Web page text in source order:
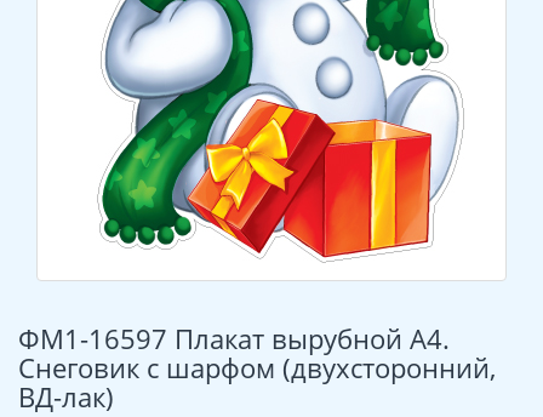
ФМ1-16597 Плакат вырубной А4.
Снеговик с шарфом (двухсторонний,
ВД-лак)